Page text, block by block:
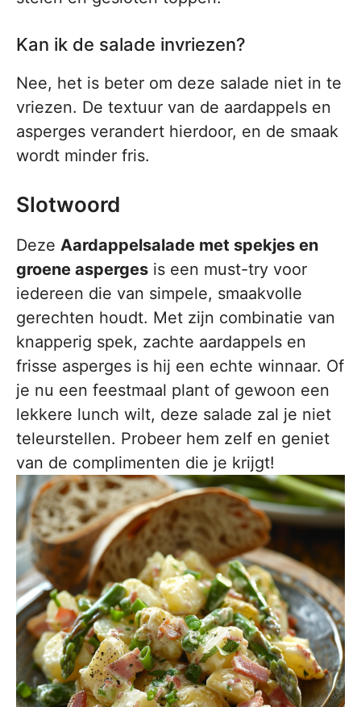
Kan ik de salade invriezen?
Nee, het is beter om deze salade niet in te
vriezen. De textuur van de aardappels en
asperges verandert hierdoor, en de smaak
wordt minder fris.
Slotwoord
Deze Aardappelsalade met spekjes en
groene asperges is een must-try voor
iedereen die van simpele, smaakvolle
gerechten houdt. Met zijn combinatie van
knapperig spek, zachte aardappels en
frisse asperges is hij een echte winnaar. Of
je nu een feestmaal plant of gewoon een
lekkere lunch wilt, deze salade zal je niet
teleurstellen. Probeer hem zelf en geniet
van de complimenten die je krijgt!